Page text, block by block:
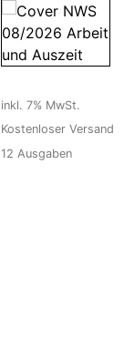
inkl. 7% MwSt.
Kostenloser Versand
12 Ausgaben